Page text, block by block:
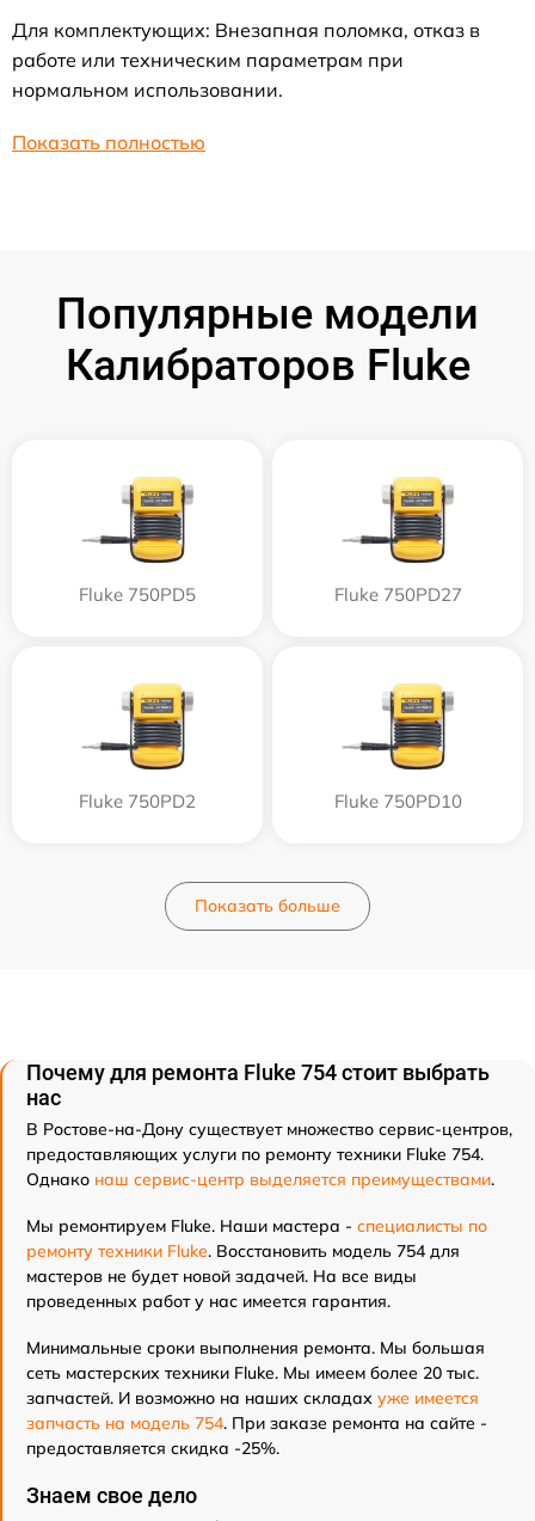
Для комплектующих: Внезапная поломка, отказ в
работе или техническим параметрам при
нормальном использовании.
Показать полностью
Популярные модели
Калибраторов Fluke
Fluke 750PD5 Fluke 750PD27
Fluke 750PD2 Fluke 750PD10
Показать больше
Почему для ремонта Fluke 754 стоит выбрать
нас
В Ростове-на-Дону существует множество сервис-центров,
предоставляющих услуги по ремонту техники Fluke 754.
Однако наш сервис-центр выделяется преимуществами.
Мы ремонтируем Fluke. Наши мастера - специалисты по
ремонту техники Fluke. Восстановить модель 754 для
мастеров не будет новой задачей. На все виды
проведенных работ у нас имеется гарантия.
Минимальные сроки выполнения ремонта. Мы большая
сеть мастерских техники Fluke. Мы имеем более 20 тыс.
запчастей. И возможно на наших складах уже имеется
запчасть на модель 754. При заказе ремонта на сайте -
предоставляется скидка -25%.
Знаем свое дело